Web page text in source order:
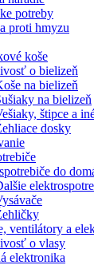
potreby
proti hmyzu
koše
o bielizeň
na bielizeň
na bielizeň
štipce a
dosky
do
ventilátory a
o vlasy
elektronika